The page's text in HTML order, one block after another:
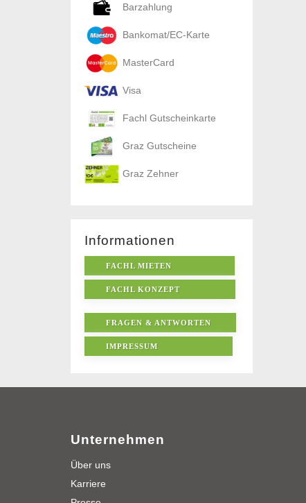
Barzahlung
Bankomat/EC-Karte
MasterCard
Visa
Fachl Gutscheinkarte
Graz Gutscheine
Graz Zehner
Informationen
FACHL MIETEN
FACHL KONZEPT
FRAGEN & ANTWORTEN
IMPRESSUM
Unternehmen
Über uns
Karriere